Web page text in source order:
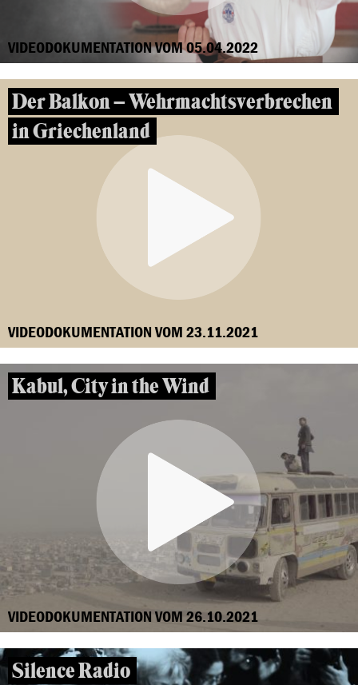
VIDEODOKUMENTATION VOM 05.04.2022
Der Balkon – Wehrmachtsverbrechen
in Griechenland
VIDEODOKUMENTATION VOM 23.11.2021
Kabul, City in the Wind
VIDEODOKUMENTATION VOM 26.10.2021
Silence Radio